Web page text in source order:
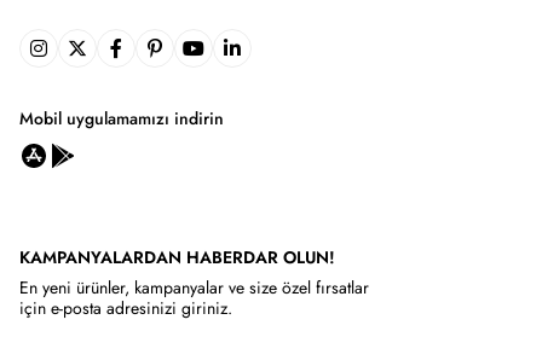
Mobil uygulamamızı indirin
KAMPANYALARDAN HABERDAR OLUN!
En yeni ürünler, kampanyalar ve size özel fırsatlar
için e-posta adresinizi giriniz.